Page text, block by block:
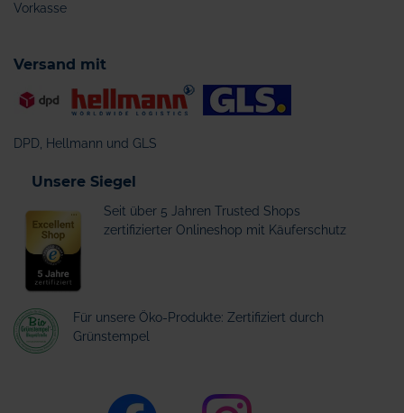
Vorkasse
Versand mit
DPD, Hellmann und GLS
Unsere Siegel
Seit über 5 Jahren Trusted Shops
zertifizierter Onlineshop mit Käuferschutz
Für unsere Öko-Produkte: Zertifiziert durch
Grünstempel